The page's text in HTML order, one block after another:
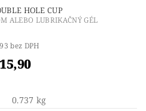
HOLE CUP
ALEBO LUBRIKAČNÝ GÉL
bez DPH
0.737 kg